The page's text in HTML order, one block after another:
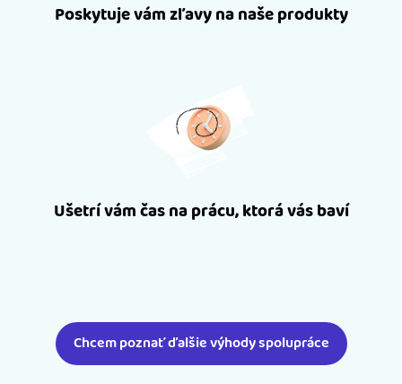
Poskytuje vám zľavy na naše produkty
Ušetrí vám čas na prácu, ktorá vás baví
Chcem poznať ďalšie výhody spolupráce